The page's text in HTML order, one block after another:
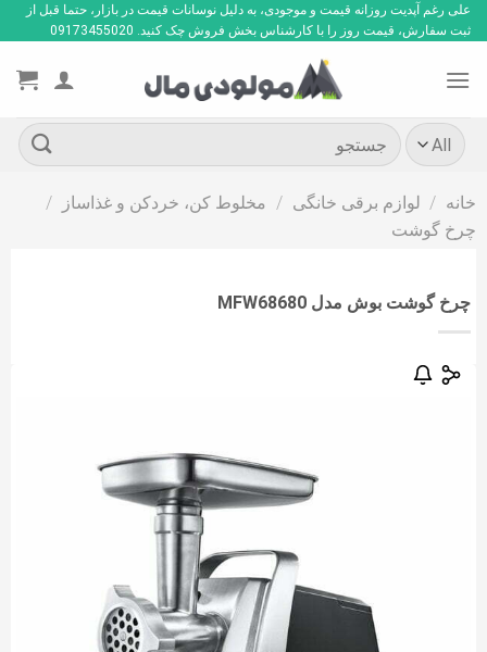
Skip
to
علی رغم آپدیت روزانه قیمت و موجودی، به دلیل نوسانات قیمت در بازار، حتما قبل از
ثبت سفارش، قیمت روز را با کارشناس بخش فروش چک کنید. 09173455020
جستجو
برای:
خانه / لوازم برقی خانگی / مخلوط کن، خردکن و غذاساز
/
چرخ گوشت
چرخ گوشت بوش مدل MFW68680